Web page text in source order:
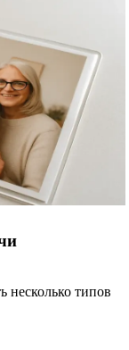
несколько типов